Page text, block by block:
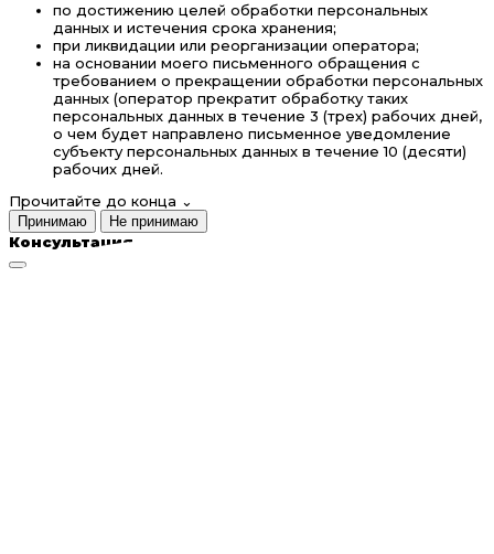
по достижению целей обработки персональных
данных и истечения срока хранения;
при ликвидации или реорганизации оператора;
на основании моего письменного обращения с
требованием о прекращении обработки персональных
данных (оператор прекратит обработку таких
персональных данных в течение 3 (трех) рабочих дней,
о чем будет направлено письменное уведомление
субъекту персональных данных в течение 10 (десяти)
рабочих дней.
Прочитайте до конца ⌄
Принимаю Не принимаю
Консультация